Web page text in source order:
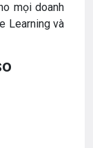
mọi doanh
Learning và